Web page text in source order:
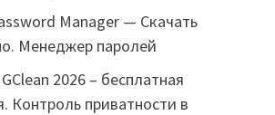
Manager — Скачать
Менеджер паролей
2026 – бесплатная
Контроль приватности в